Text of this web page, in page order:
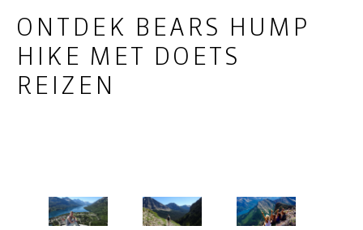
ONTDEK BEARS HUMP
HIKE MET DOETS
REIZEN